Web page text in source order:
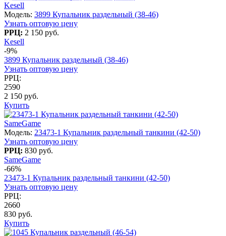
Kesell
Модель: 3899 Купальник раздельный (38-46)
Узнать оптовую цену
РРЦ: 2 150 руб.
Kesell
-9%
3899 Купальник раздельный (38-46)
Узнать оптовую цену
РРЦ:
2590
2 150 руб.
Купить
SameGame
Модель: 23473-1 Купальник раздельный танкини (42-50)
Узнать оптовую цену
РРЦ: 830 руб.
SameGame
-66%
23473-1 Купальник раздельный танкини (42-50)
Узнать оптовую цену
РРЦ:
2660
830 руб.
Купить